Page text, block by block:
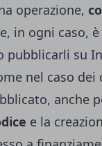
operazione,
in ogni caso,
pubblicarli su
nel caso dei
anche
e la